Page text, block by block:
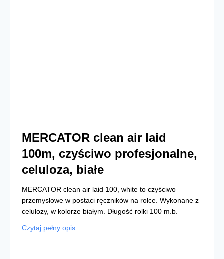
MERCATOR clean air laid
100m, czyściwo profesjonalne,
celuloza, białe
MERCATOR clean air laid 100, white to czyściwo
przemysłowe w postaci ręczników na rolce. Wykonane z
celulozy, w kolorze białym. Długość rolki 100 m.b.
Czytaj pełny opis